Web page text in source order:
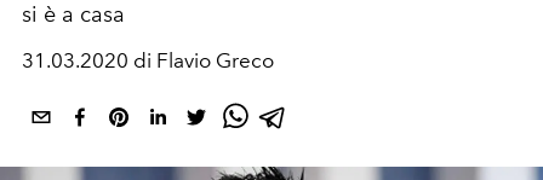
si è a casa
31.03.2020 di Flavio Greco